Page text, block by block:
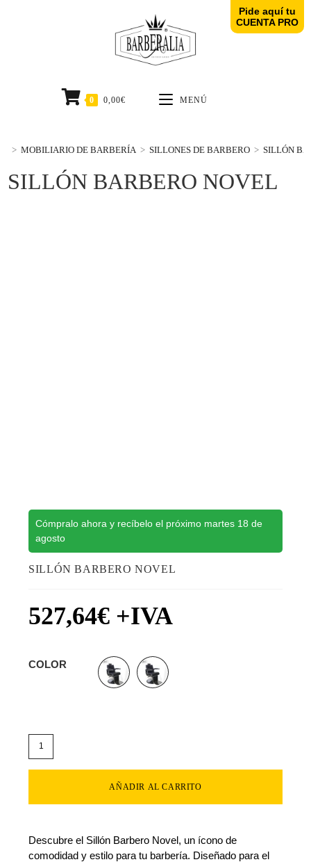
0 0,00€ MENÚ
SILLÓN BARBERO NOVEL
> MOBILIARIO DE BARBERÍA > SILLONES DE BARBERO > SILLÓN
Cómpralo ahora y recíbelo el próximo martes 18 de
agosto
SILLÓN BARBERO NOVEL
527,64€ +IVA
COLOR
AÑADIR AL CARRITO
Descubre el Sillón Barbero Novel, un ícono de
comodidad y estilo para tu barbería. Diseñado para el
Pide aquí tu
CUENTA PRO